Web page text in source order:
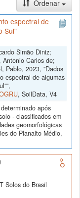
Ordenar
espectral de
Sul"
Simão Diniz;
Antonio Carlos de;
Pablo, 2023, "Dados
espectral de algumas
, SoilData, V4
após
- classificados em
geomorfológicas
do Planalto Médio,
Solos do Brasil